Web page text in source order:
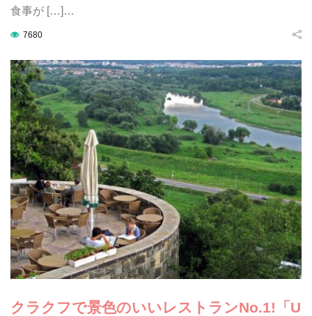
食事が […]…
7680
クラクフで景色のいいレストランNo.1!「U